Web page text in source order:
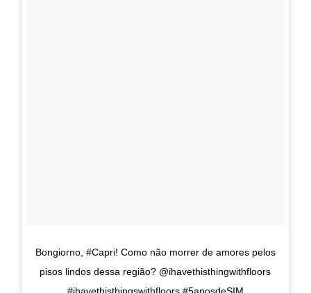
Bongiorno, #Capri! Como não morrer de amores pelos
pisos lindos dessa região? @ihavethisthingwithfloors
#ihavethisthingswithfloors #5anosdeSIM